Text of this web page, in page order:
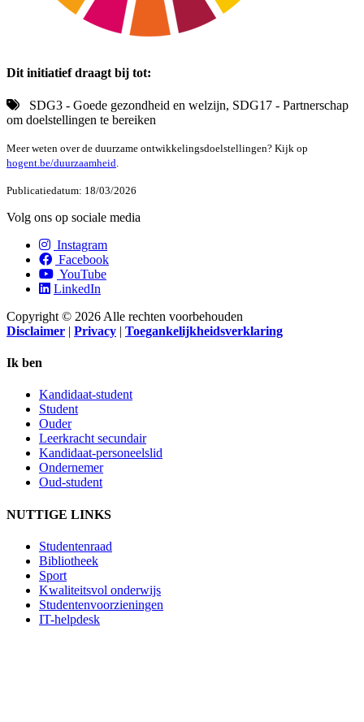
Dit initiatief draagt bij tot:
SDG3 - Goede gezondheid en welzijn, SDG17 - Partnerschap
om doelstellingen te bereiken
Meer weten over de duurzame ontwikkelingsdoelstellingen? Kijk op
hogent.be/duurzaamheid
Publicatiedatum: 18/03/2026
Volg ons op sociale media
Instagram
Facebook
YouTube
LinkedIn
Copyright © 2026 Alle rechten voorbehouden
Disclaimer | Privacy | Toegankelijkheidsverklaring
Ik ben
Kandidaat-student
Student
Ouder
Leerkracht secundair
Kandidaat-personeelslid
Ondernemer
Oud-student
NUTTIGE LINKS
Studentenraad
Bibliotheek
Sport
Kwaliteitsvol onderwijs
Studentenvoorzieningen
IT-helpdesk